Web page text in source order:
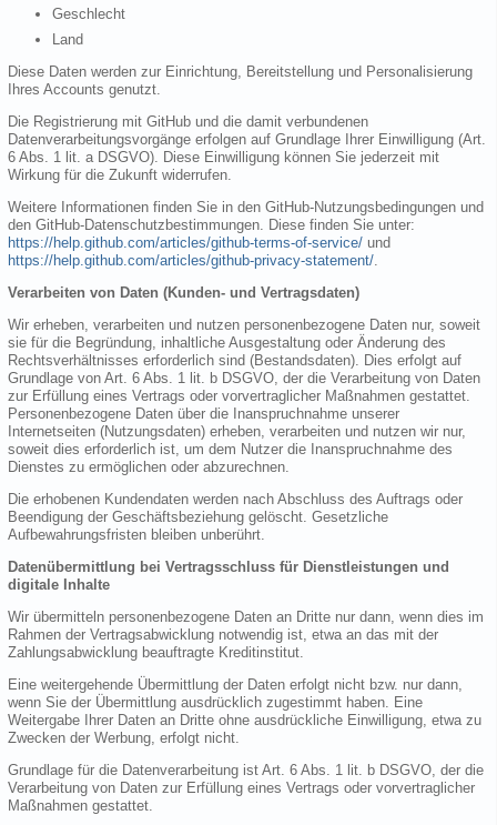
Geschlecht
Land
Diese Daten werden zur Einrichtung, Bereitstellung und Personalisierung
Ihres Accounts genutzt.
Die Registrierung mit GitHub und die damit verbundenen
Datenverarbeitungsvorgänge erfolgen auf Grundlage Ihrer Einwilligung (Art.
6 Abs. 1 lit. a DSGVO). Diese Einwilligung können Sie jederzeit mit
Wirkung für die Zukunft widerrufen.
Weitere Informationen finden Sie in den GitHub-Nutzungsbedingungen und
den GitHub-Datenschutzbestimmungen. Diese finden Sie unter:
https://help.github.com/articles/github-terms-of-service/ und
https://help.github.com/articles/github-privacy-statement/.
Verarbeiten von Daten (Kunden- und Vertragsdaten)
Wir erheben, verarbeiten und nutzen personenbezogene Daten nur, soweit
sie für die Begründung, inhaltliche Ausgestaltung oder Änderung des
Rechtsverhältnisses erforderlich sind (Bestandsdaten). Dies erfolgt auf
Grundlage von Art. 6 Abs. 1 lit. b DSGVO, der die Verarbeitung von Daten
zur Erfüllung eines Vertrags oder vorvertraglicher Maßnahmen gestattet.
Personenbezogene Daten über die Inanspruchnahme unserer
Internetseiten (Nutzungsdaten) erheben, verarbeiten und nutzen wir nur,
soweit dies erforderlich ist, um dem Nutzer die Inanspruchnahme des
Dienstes zu ermöglichen oder abzurechnen.
Die erhobenen Kundendaten werden nach Abschluss des Auftrags oder
Beendigung der Geschäftsbeziehung gelöscht. Gesetzliche
Aufbewahrungsfristen bleiben unberührt.
Datenübermittlung bei Vertragsschluss für Dienstleistungen und
digitale Inhalte
Wir übermitteln personenbezogene Daten an Dritte nur dann, wenn dies im
Rahmen der Vertragsabwicklung notwendig ist, etwa an das mit der
Zahlungsabwicklung beauftragte Kreditinstitut.
Eine weitergehende Übermittlung der Daten erfolgt nicht bzw. nur dann,
wenn Sie der Übermittlung ausdrücklich zugestimmt haben. Eine
Weitergabe Ihrer Daten an Dritte ohne ausdrückliche Einwilligung, etwa zu
Zwecken der Werbung, erfolgt nicht.
Grundlage für die Datenverarbeitung ist Art. 6 Abs. 1 lit. b DSGVO, der die
Verarbeitung von Daten zur Erfüllung eines Vertrags oder vorvertraglicher
Maßnahmen gestattet.